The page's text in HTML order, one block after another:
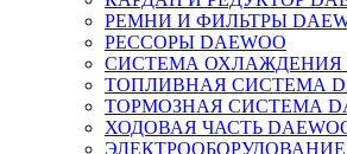
РЕМНИ И ФИЛЬТРЫ
РЕССОРЫ DAEWOO
СИСТЕМА ОХЛАЖДЕНИЯ
ТОПЛИВНАЯ СИСТЕМА
ТОРМОЗНАЯ СИСТЕМА
ХОДОВАЯ ЧАСТЬ